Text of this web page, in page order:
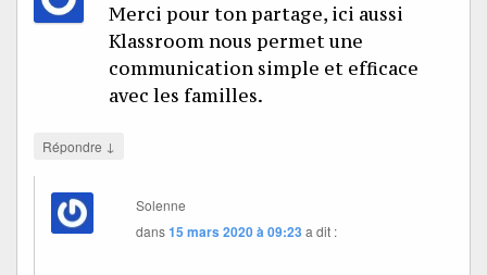
Merci pour ton partage, ici aussi
Klassroom nous permet une
communication simple et efficace
avec les familles.
Répondre ↓
Solenne
dans15 mars 2020 à 09:23 a dit :